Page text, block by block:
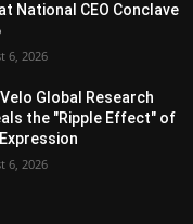
National CEO Conclave
6, 2026
Velo Global Research
the "Ripple Effect" of
6, 2026